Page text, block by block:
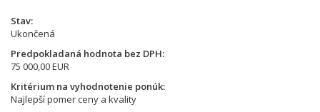
Stav
Ukončená
Predpokladaná hodnota bez DPH
75 000,00 EUR
Kritérium na vyhodnotenie ponúk
Najlepší pomer ceny a kvality